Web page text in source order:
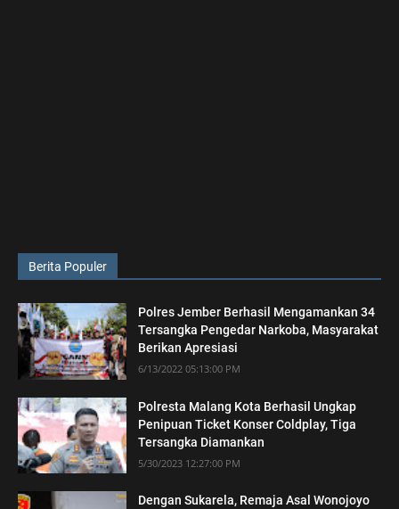
Berita Populer
Polres Jember Berhasil Mengamankan 34
Tersangka Pengedar Narkoba, Masyarakat
Berikan Apresiasi
6/13/2022 05:13:00 PM
Polresta Malang Kota Berhasil Ungkap
Penipuan Ticket Konser Coldplay, Tiga
Tersangka Diamankan
5/30/2023 12:27:00 PM
Dengan Sukarela, Remaja Asal Wonojoyo